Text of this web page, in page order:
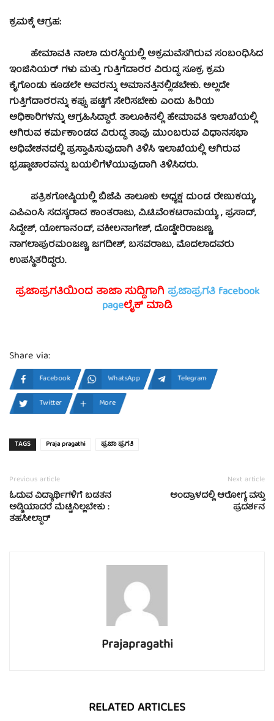
ಕ್ರಮಕ್ಕೆ ಆಗ್ರಹ:
ಹೇಮಾವತಿ ನಾಲಾ ದುರಸ್ಥಿಯಲ್ಲಿ ಅಕ್ರಮವೆಸಗಿರುವ ಸಂಬಂಧಿಸಿದ
ಇಂಜಿನಿಯರ್ ಗಳು ಮತ್ತು ಗುತ್ತಿಗೆದಾರರ ವಿರುದ್ಧ ಸೂಕ್ರ ಕ್ರಮ
ಕೈಗೊಂಡು ಕೂಡಲೇ ಅವರನ್ನು ಅಮಾನತ್ತಿನಲ್ಲಿಡಬೇಕು. ಅಲ್ಲದೇ
ಗುತ್ತಿಗೆದಾರರನ್ನು ಕಪ್ಪು ಪಟ್ಟಿಗೆ ಸೇರಿಸಬೇಕು ಎಂದು ಹಿರಿಯ
ಅಧಿಕಾರಿಗಳನ್ನು ಆಗ್ರಹಿಸಿದ್ದಾರೆ. ತಾಲೂಕಿನಲ್ಲಿ ಹೇಮಾವತಿ ಇಲಾಖೆಯಲ್ಲಿ
ಆಗಿರುವ ಕರ್ಮಕಾಂಡದ ವಿರುದ್ಧ ತಾವು ಮುಂಬರುವ ವಿಧಾನಸಭಾ
ಅಧಿವೇಶನದಲ್ಲಿ ಪ್ರಸ್ತಾಪಿಸುವುದಾಗಿ ತಿಳಿಸಿ ಇಲಾಖೆಯಲ್ಲಿ ಆಗಿರುವ
ಭ್ರಷ್ಠಾಚಾರವನ್ನು ಬಯಲಿಗೆಳೆಯುವುದಾಗಿ ತಿಳಿಸಿದರು.
ಪತ್ರಿಕಗೋಷ್ಠಿಯಲ್ಲಿ ಬಿಜೆಪಿ ತಾಲೂಕು ಅಧ್ಯಕ್ಷ ದುಂಡ ರೇಣುಕಯ್ಯ,
ಎಪಿಎಂಸಿ ಸದಸ್ಯರಾದ ಕಾಂತರಾಜು, ವಿ.ಟಿ.ವೆಂಕಟರಾಮಯ್ಯ , ಪ್ರಸಾದ್,
ಸಿದ್ದೇಶ್, ಯೋಗಾನಂದ್, ವಕೀಲನಾಗೇಶ್, ದೊಡ್ಡೇರಿರಾಜಣ್ಣ,
ನಾಗಲಾಪುರಮಂಜಣ್ಣ, ಜಗದೀಶ್, ಬಸವರಾಜು, ಮೊದಲಾದವರು
ಉಪಸ್ಥಿತರಿದ್ದರು.
ಪ್ರಜಾಪ್ರಗತಿಯಿಂದ ತಾಜಾ ಸುದ್ದಿಗಾಗಿ ಪ್ರಜಾಪ್ರಗತಿ facebook
pageಲೈಕ್ ಮಾಡಿ
Share via:
Facebook WhatsApp
Telegram
Twitter
More
TAGS Praja pragathi ಪ್ರಜಾ ಪ್ರಗತಿ
Previous article
ಓದುವ ವಿದ್ಯಾರ್ಥಿಗಳಿಗೆ ಬಡತನ
ಅಡ್ಡಿಯಾದರೆ ಮೆಟ್ಟಿನಿಲ್ಲಬೇಕು :
ತಹಸೀಲ್ದಾರ್
Next article
ಅಂದ್ರಾಳದಲ್ಲಿ ಆರೋಗ್ಯ ವಸ್ತು
ಪ್ರದರ್ಶನ
Prajapragathi
RELATED ARTICLES